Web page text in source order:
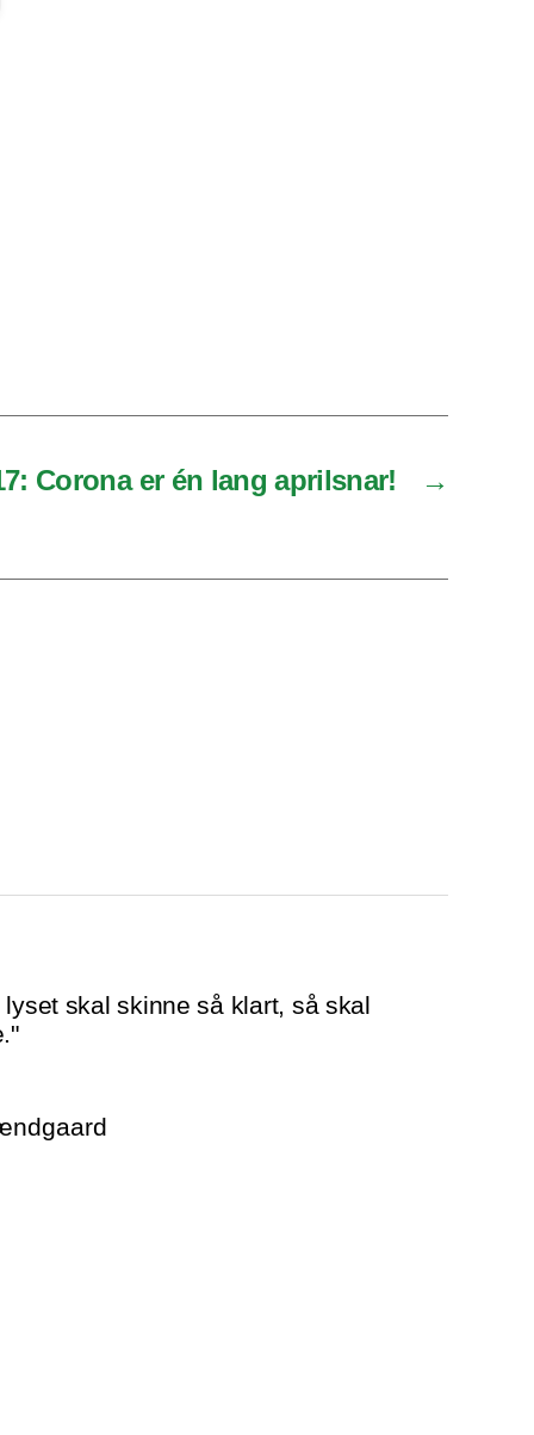
→
Corona er én lang aprilsnar!
skal skinne så klart, så skal